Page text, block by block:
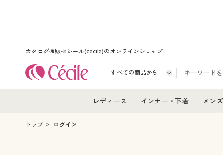
カタログ通販セシール(cecile)のオンラインショップ
レディース インナー・下着 メンズ
トップ ログイン